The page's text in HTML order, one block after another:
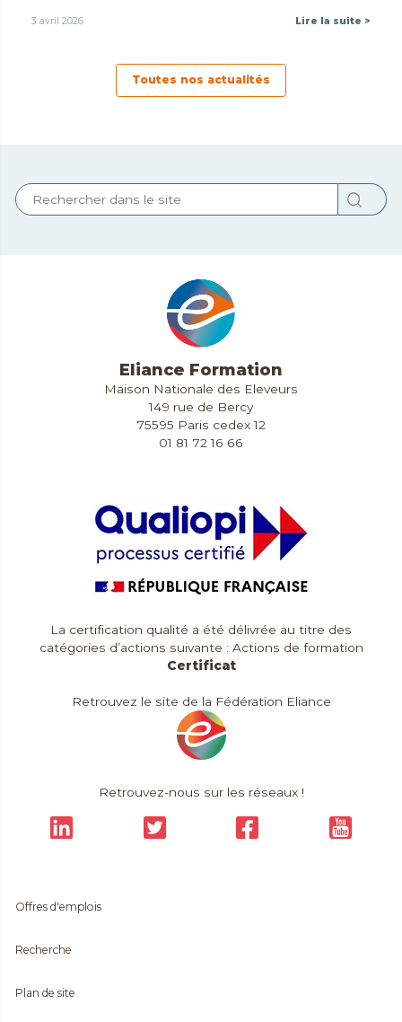
3 avril 2026 Lire la suite >
Toutes nos actualités
Eliance Formation
Maison Nationale des Eleveurs
149 rue de Bercy
75595 Paris cedex 12
01 81 72 16 66
La certification qualité a été délivrée au titre des
catégories d’actions suivante : Actions de formation
Certificat
Retrouvez le site de la Fédération Eliance
Retrouvez-nous sur les réseaux !
Offres d'emplois
Recherche
Plan de site